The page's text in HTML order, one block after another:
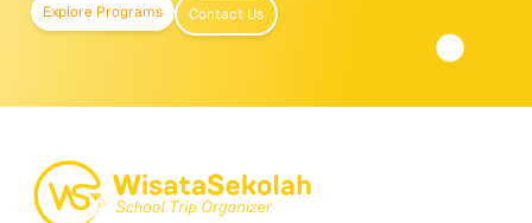
Explore Programs Contact Us